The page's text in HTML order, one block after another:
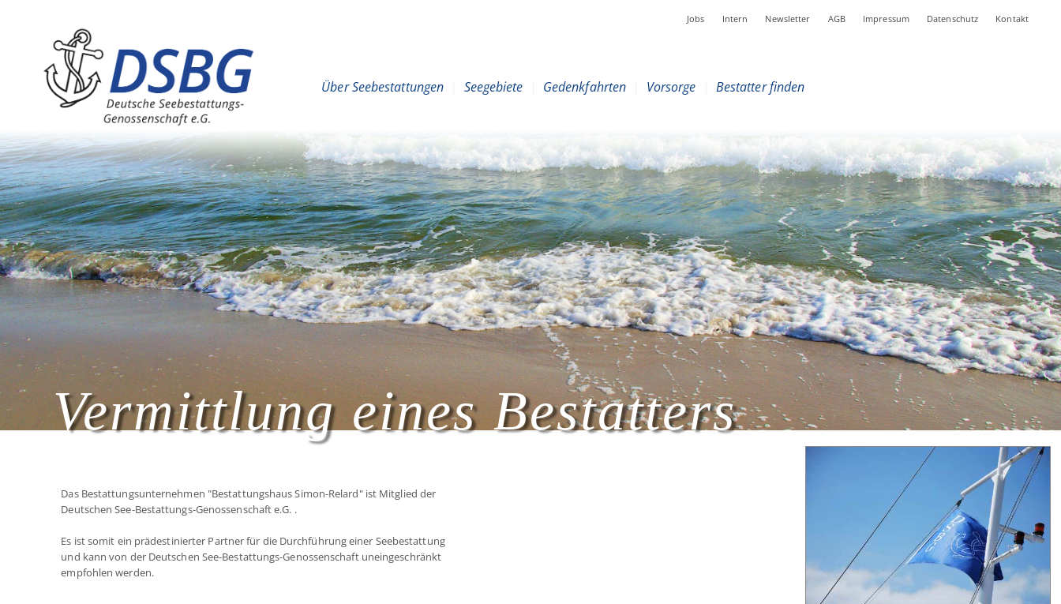
Hauptnavigation
Jobs Intern Newsletter AGB Impressum Datenschutz Kontakt
Über Seebestattungen Seegebiete Gedenkfahrten Vorsorge Bestatter finden
Vermittlung eines Bestatters
Das Bestattungsunternehmen "Bestattungshaus Simon-Relard" ist Mitglied der
Deutschen See-Bestattungs-Genossenschaft e.G. .
Es ist somit ein prädestinierter Partner für die Durchführung einer Seebestattung
und kann von der Deutschen See-Bestattungs-Genossenschaft uneingeschränkt
empfohlen werden.